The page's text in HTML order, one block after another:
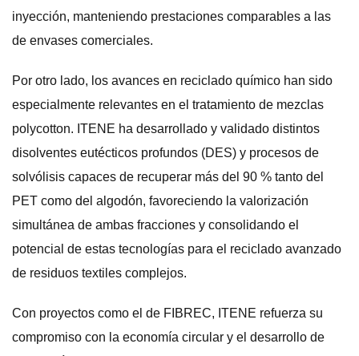
inyección, manteniendo prestaciones comparables a las
de envases comerciales.
Por otro lado, los avances en reciclado químico han sido
especialmente relevantes en el tratamiento de mezclas
polycotton. ITENE ha desarrollado y validado distintos
disolventes eutécticos profundos (DES) y procesos de
solvólisis capaces de recuperar más del 90 % tanto del
PET como del algodón, favoreciendo la valorización
simultánea de ambas fracciones y consolidando el
potencial de estas tecnologías para el reciclado avanzado
de residuos textiles complejos.
Con proyectos como el de FIBREC, ITENE refuerza su
compromiso con la economía circular y el desarrollo de